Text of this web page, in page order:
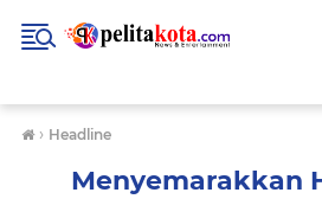
› Headline
Menyemarakkan